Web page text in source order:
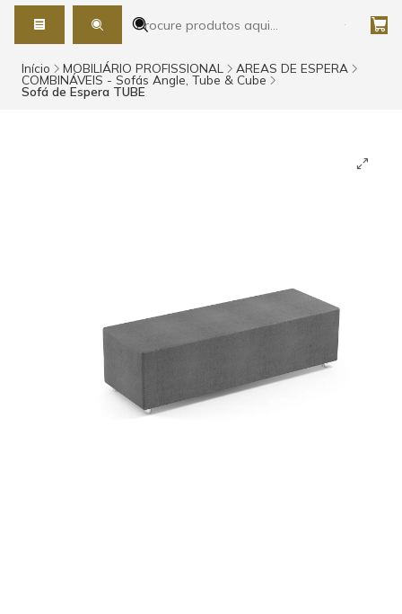
Início MOBILIÁRIO PROFISSIONAL AREAS DE ESPERA
COMBINÁVEIS - Sofás Angle, Tube & Cube
Sofá de Espera TUBE